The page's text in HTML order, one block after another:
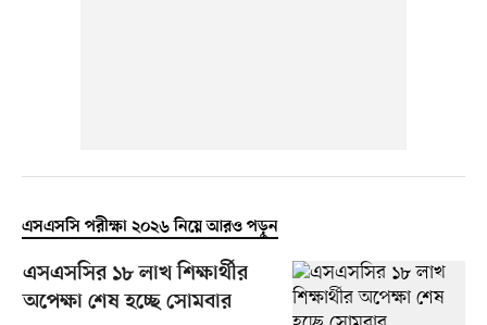
এসএসসি পরীক্ষা ২০২৬ নিয়ে আরও পড়ুন
এসএসসির ১৮ লাখ শিক্ষার্থীর
অপেক্ষা শেষ হচ্ছে সোমবার